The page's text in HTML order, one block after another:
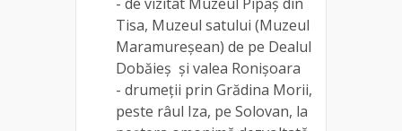
Tisa, Muzeul satului (Muzeul
Maramureșean) de pe Dealul
Dobăieș și valea Ronișoara
- drumeții prin Grădina Morii,
peste râul Iza, pe Solovan, la